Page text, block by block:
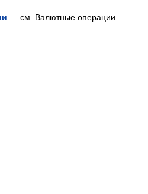
— см. Валютные операции …